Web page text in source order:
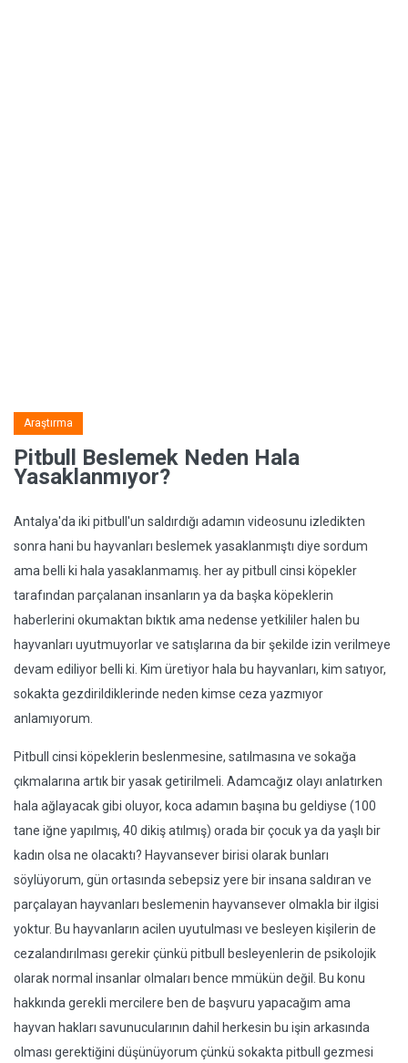
Araştırma
Pitbull Beslemek Neden Hala
Yasaklanmıyor?
Antalya'da iki pitbull'un saldırdığı adamın videosunu izledikten
sonra hani bu hayvanları beslemek yasaklanmıştı diye sordum
ama belli ki hala yasaklanmamış. her ay pitbull cinsi köpekler
tarafından parçalanan insanların ya da başka köpeklerin
haberlerini okumaktan bıktık ama nedense yetkililer halen bu
hayvanları uyutmuyorlar ve satışlarına da bir şekilde izin verilmeye
devam ediliyor belli ki. Kim üretiyor hala bu hayvanları, kim satıyor,
sokakta gezdirildiklerinde neden kimse ceza yazmıyor
anlamıyorum.
Pitbull cinsi köpeklerin beslenmesine, satılmasına ve sokağa
çıkmalarına artık bir yasak getirilmeli. Adamcağız olayı anlatırken
hala ağlayacak gibi oluyor, koca adamın başına bu geldiyse (100
tane iğne yapılmış, 40 dikiş atılmış) orada bir çocuk ya da yaşlı bir
kadın olsa ne olacaktı? Hayvansever birisi olarak bunları
söylüyorum, gün ortasında sebepsiz yere bir insana saldıran ve
parçalayan hayvanları beslemenin hayvansever olmakla bir ilgisi
yoktur. Bu hayvanların acilen uyutulması ve besleyen kişilerin de
cezalandırılması gerekir çünkü pitbull besleyenlerin de psikolojik
olarak normal insanlar olmaları bence mmükün değil. Bu konu
hakkında gerekli mercilere ben de başvuru yapacağım ama
hayvan hakları savunucularının dahil herkesin bu işin arkasında
olması gerektiğini düşünüyorum çünkü sokakta pitbull gezmesi